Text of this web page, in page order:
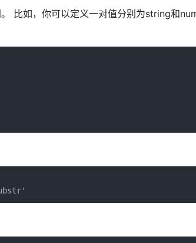
比如，你可以定义一对值分别为string和